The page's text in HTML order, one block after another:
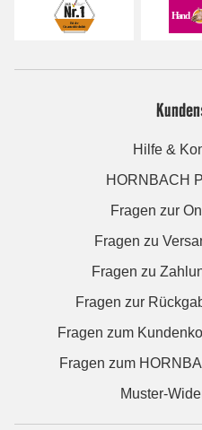
Hilfe &
HORNBACH
Fragen zur
Fragen zu
Fragen zu
Fragen zur
Fragen zum
Fragen zum
Muster-